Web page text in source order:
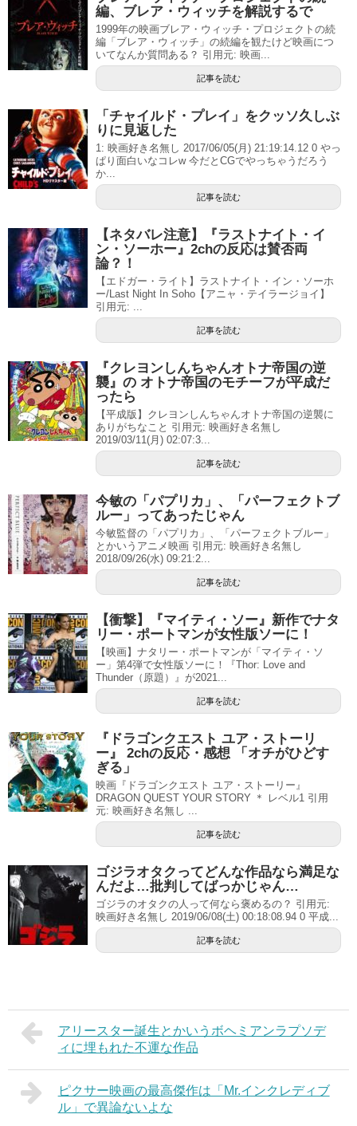
編、ブレア・ウィッチを解説するで
1999年の映画ブレア・ウィッチ・プロジェクトの続
編「ブレア・ウィッチ」の続編を観たけど映画につ
いてなんか質問ある？ 引用元: 映画...
記事を読む
「チャイルド・プレイ」をクッソ久しぶ
りに見返した
1: 映画好き名無し 2017/06/05(月) 21:19:14.12 0 やっ
ぱり面白いなコレw 今だとCGでやっちゃうだろう
か...
記事を読む
【ネタバレ注意】『ラストナイト・イ
ン・ソーホー』2chの反応は賛否両
論？！
【エドガー・ライト】ラストナイト・イン・ソーホ
ー/Last Night In Soho【アニャ・テイラージョイ】
引用元: ...
記事を読む
『クレヨンしんちゃんオトナ帝国の逆
襲』の オトナ帝国のモチーフが平成だ
ったら
【平成版】クレヨンしんちゃんオトナ帝国の逆襲に
ありがちなこと 引用元: 映画好き名無し
2019/03/11(月) 02:07:3...
記事を読む
今敏の「パプリカ」、「パーフェクトブ
ルー」ってあったじゃん
今敏監督の「パプリカ」、「パーフェクトブルー」
とかいうアニメ映画 引用元: 映画好き名無し
2018/09/26(水) 09:21:2...
記事を読む
【衝撃】『マイティ・ソー』新作でナタ
リー・ポートマンが女性版ソーに！
【映画】ナタリー・ポートマンが「マイティ・ソ
ー」第4弾で女性版ソーに！『Thor: Love and
Thunder（原題）』が2021...
記事を読む
『ドラゴンクエスト ユア・ストーリ
ー』 2chの反応・感想 「オチがひどす
ぎる」
映画『ドラゴンクエスト ユア・ストーリー』
DRAGON QUEST YOUR STORY ＊ レベル1 引用
元: 映画好き名無し ...
記事を読む
ゴジラオタクってどんな作品なら満足な
んだよ…批判してばっかじゃん…
ゴジラのオタクの人って何なら褒めるの？ 引用元:
映画好き名無し 2019/06/08(土) 00:18:08.94 0 平成...
記事を読む
アリースター誕生とかいうボヘミアンラプソデ
ィに埋もれた不運な作品
ピクサー映画の最高傑作は「Mr.インクレディブ
ル」で異論ないよな